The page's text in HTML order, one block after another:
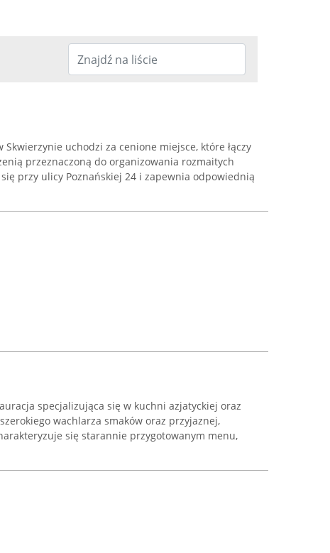
Skwierzynie uchodzi za cenione miejsce, które łączy
przeznaczoną do organizowania rozmaitych
przy ulicy Poznańskiej 24 i zapewnia odpowiednią
specjalizująca się w kuchni azjatyckiej oraz
wachlarza smaków oraz przyjaznej,
się starannie przygotowanym menu,